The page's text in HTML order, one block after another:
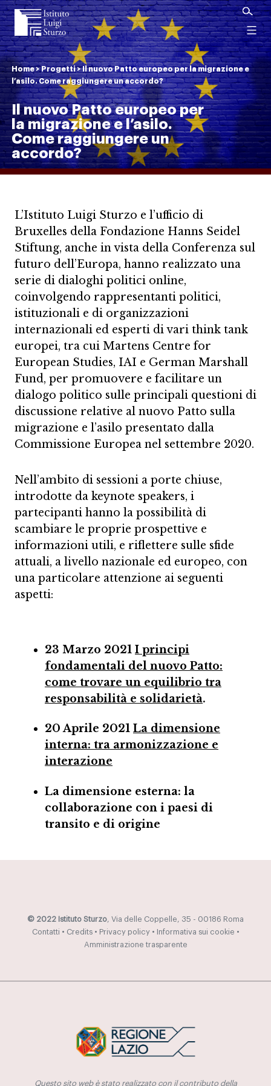
Istituto
Luigi
Sturzo
Menu
Home>Progetti>Il nuovo Patto europeo per la migrazione e
l’asilo. Come raggiungere un accordo?
Il nuovo Patto europeo per
la migrazione e l’asilo.
Come raggiungere un
accordo?
L’Istituto Luigi Sturzo e l’ufficio di
Bruxelles della Fondazione Hanns Seidel
Stiftung, anche in vista della Conferenza sul
futuro dell’Europa, hanno realizzato una
serie di dialoghi politici online,
coinvolgendo rappresentanti politici,
istituzionali e di organizzazioni
internazionali ed esperti di vari think tank
europei, tra cui Martens Centre for
European Studies, IAI e German Marshall
Fund, per promuovere e facilitare un
dialogo politico sulle principali questioni di
discussione relative al nuovo Patto sulla
migrazione e l’asilo presentato dalla
Commissione Europea nel settembre 2020.
Nell’ambito di sessioni a porte chiuse,
introdotte da keynote speakers, i
partecipanti hanno la possibilità di
scambiare le proprie prospettive e
informazioni utili, e riflettere sulle sfide
attuali, a livello nazionale ed europeo, con
una particolare attenzione ai seguenti
aspetti:
23 Marzo 2021 I principi
fondamentali del nuovo Patto:
come trovare un equilibrio tra
responsabilità e solidarietà.
20 Aprile 2021 La dimensione
interna: tra armonizzazione e
interazione
La dimensione esterna: la
collaborazione con i paesi di
transito e di origine
© 2022 Istituto Sturzo, Via delle Coppelle, 35 - 00186 Roma
Contatti • Credits• Privacy policy• Informativa sui cookie •
Amministrazione trasparente
Questo sito web è stato realizzato con il contributo della